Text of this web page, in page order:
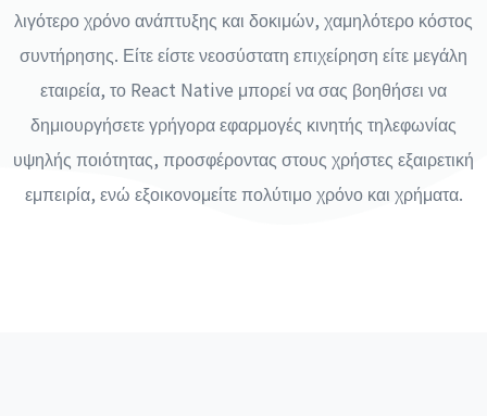
λιγότερο χρόνο ανάπτυξης και δοκιμών, χαμηλότερο κόστος
συντήρησης. Είτε είστε νεοσύστατη επιχείρηση είτε μεγάλη
εταιρεία, το React Native μπορεί να σας βοηθήσει να
δημιουργήσετε γρήγορα εφαρμογές κινητής τηλεφωνίας
υψηλής ποιότητας, προσφέροντας στους χρήστες εξαιρετική
εμπειρία, ενώ εξοικονομείτε πολύτιμο χρόνο και χρήματα.